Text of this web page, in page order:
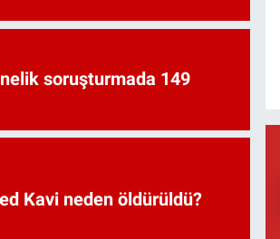
soruşturmada 149
Kavi neden öldürüldü?